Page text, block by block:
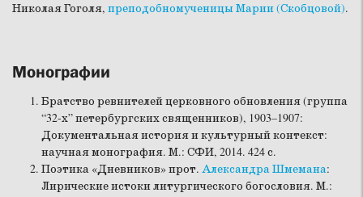
Николая Гоголя, преподобномученицы Марии (Скобцовой).
Монографии
Братство ревнителей церковного обновления (группа
“32-х” петербургских священников), 1903–1907:
Документальная история и культурный контекст:
научная монография. М.: СФИ, 2014. 424 с.
Поэтика «Дневников» прот. Александра Шмемана:
Лирические истоки литургического богословия. М.: